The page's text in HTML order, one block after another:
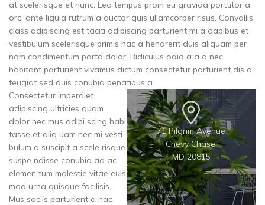
at scelerisque et nunc. Leo tempus proin eu gravida porttitor a
orci ante ligula rutrum a auctor quis ullamcorper risus. Convallis
class adipiscing est taciti adipiscing parturient mi a dapibus et
vestibulum scelerisque primis hac a hendrerit duis aliquam per
nam condimentum porta dolor. Ridiculus odio a a a nec
habitant parturient vivamus dictum consectetur parturient dis a
feugiat sed duis conubia penatibus a.
Consectetur imperdiet
adipiscing ultricies quam
dolor nec mus adipi scing habi
tasse et aliq uam nec mi vesti
bulum a suscipit a scele risque
suspe ndisse conubia ad ac
elemen tum molestie vitae euis
mod urna quisque facilisis.
Mus sociis parturient a hac
71 Pilgrim Avenue
Chevy Chase,
MD 20815